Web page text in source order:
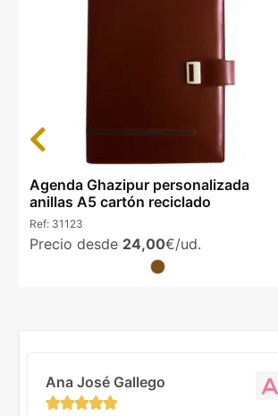
Agenda Ghazipur personalizada
anillas A5 cartón reciclado
Ref: 31123
Precio desde 24,00€/ud.
Previous
Ana José Gallego